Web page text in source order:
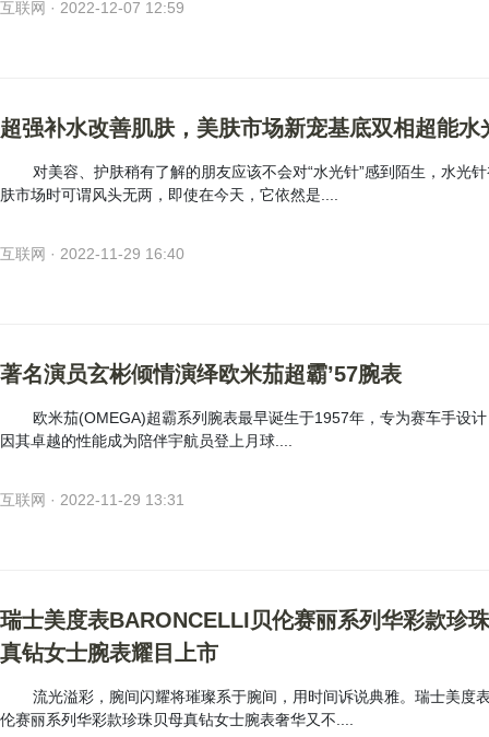
互联网 · 2022-12-07 12:59
超强补水改善肌肤，美肤市场新宠基底双相超能水
对美容、护肤稍有了解的朋友应该不会对“水光针”感到陌生，水光
肤市场时可谓风头无两，即使在今天，它依然是....
互联网 · 2022-11-29 16:40
著名演员玄彬倾情演绎欧米茄超霸’57腕表
欧米茄(OMEGA)超霸系列腕表最早诞生于1957年，专为赛车手设
因其卓越的性能成为陪伴宇航员登上月球....
互联网 · 2022-11-29 13:31
瑞士美度表BARONCELLI贝伦赛丽系列华彩款珍
真钻女士腕表耀目上市
流光溢彩，腕间闪耀将璀璨系于腕间，用时间诉说典雅。瑞士美度
伦赛丽系列华彩款珍珠贝母真钻女士腕表奢华又不....